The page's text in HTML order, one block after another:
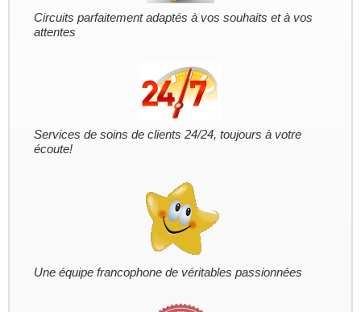
Circuits parfaitement adaptés à vos souhaits et à vos
attentes
Services de soins de clients 24/24, toujours à votre
écoute!
Une équipe francophone de véritables passionnées